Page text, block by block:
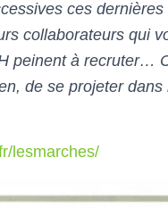
ces
collaborateurs qui
peinent à recruter…
de se projeter dans
lesmarches/